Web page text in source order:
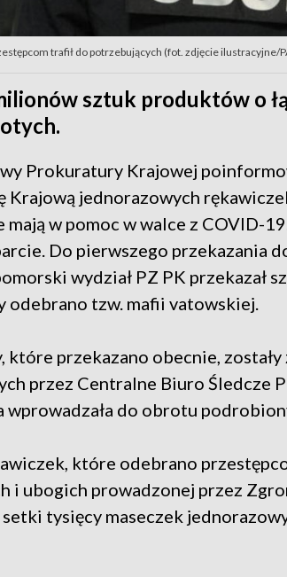
trafił do potrzebujących (fot. zdjęcie ilustracyjne/
sztuk produktów o
Prokuratury Krajowej
Krajową jednorazowych
mają w pomoc w walce z COVID-
Do pierwszego przekazania
wydział PZ PK przekazał
odebrano tzw. mafii vatowskiej.
które przekazano obecnie, zostały
przez Centralne Biuro Śledcze
wprowadzała do obrotu
które odebrano
i ubogich prowadzonej przez
setki tysięcy maseczek